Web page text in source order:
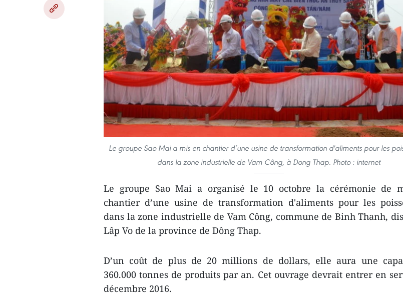
Le groupe Sao Mai a mis en chantier d’une usine de transformation d'aliments pour les
dans la zone industrielle de Vam Công, à Dong Thap. Photo : internet
Le groupe Sao Mai a organisé le 10 octobre la cérémonie de
chantier d’une usine de transformation d'aliments pour les
dans la zone industrielle de Vam Công, commune de Binh Thanh,
Lâp Vo de la province de Dông Thap.
D’un coût de plus de 20 millions de dollars, elle aura une
360.000 tonnes de produits par an. Cet ouvrage devrait entrer en
décembre 2016.